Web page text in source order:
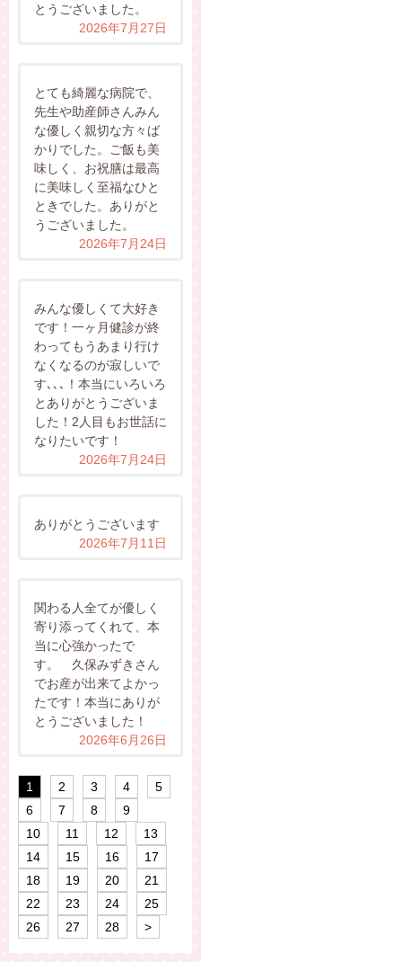
とうございました。
2026年7月27日
とても綺麗な病院で、
先生や助産師さんみん
な優しく親切な方々ば
かりでした。ご飯も美
味しく、お祝膳は最高
に美味しく至福なひと
ときでした。ありがと
うございました。
2026年7月24日
みんな優しくて大好き
です！一ヶ月健診が終
わってもうあまり行け
なくなるのが寂しいで
す､､､！本当にいろいろ
とありがとうございま
した！2人目もお世話に
なりたいです！
2026年7月24日
ありがとうございます
2026年7月11日
関わる人全てが優しく
寄り添ってくれて、本
当に心強かったで
す。 久保みずきさん
でお産が出来てよかっ
たです！本当にありが
とうございました！
2026年6月26日
1 2 3 4
5
6
7 8
9
10
11 12
13
14
15 16
17
18
19 20
21
22
23 24
25
26
27 28 >